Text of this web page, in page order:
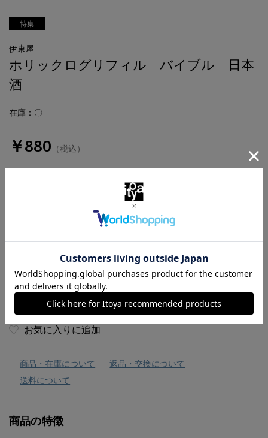
特集
伊東屋
ホリックログリフィル バイブル 日本
酒
在庫：〇
￥880 （税込）
お気に入りに追加
商品・在庫について
返品・交換について
送料について
商品の特徴